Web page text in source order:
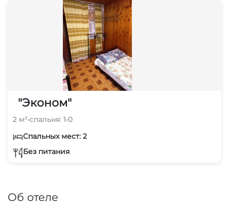
"Эконом"
2 м²•спальня: 1•0
Спальных мест: 2
Без питания
Об отеле